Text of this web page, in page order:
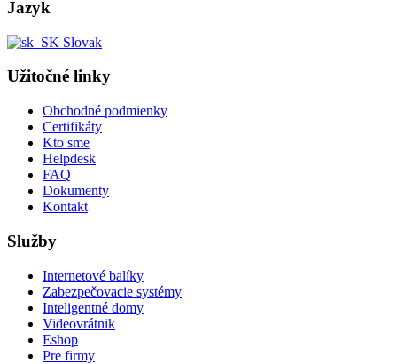
Jazyk
Slovak
Užitočné linky
Obchodné podmienky
Certifikáty
Kto sme
Helpdesk
FAQ
Dokumenty
Kontakt
Služby
Internetové balíky
Zabezpečovacie systémy
Inteligentné domy
Videovrátnik
Eshop
Pre firmy